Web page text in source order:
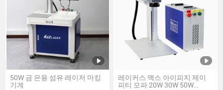
50W 금 은용 섬유 레이저 마킹
기계
레이커스 맥스 아이피지 제이
피티 모파 20W 30W 50W